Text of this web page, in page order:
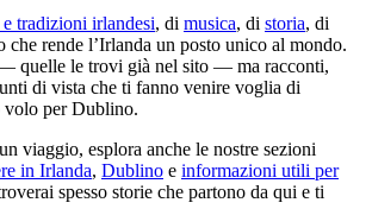
tradizioni irlandesi, di musica, di storia, di
che rende l’Irlanda un posto unico al mondo.
quelle le trovi già nel sito — ma racconti,
di vista che ti fanno venire voglia di
volo per Dublino.
viaggio, esplora anche le nostre sezioni
in Irlanda, Dublino e informazioni utili per
spesso storie che partono da qui e ti